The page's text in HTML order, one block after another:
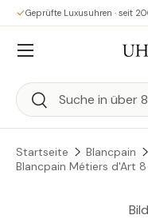
Direkt zum Inhalt
Geprüfte Luxusuhren · seit
Suchen
Suchen
Menü
Startseite Blancpain
Blancpain Métiers d'Art